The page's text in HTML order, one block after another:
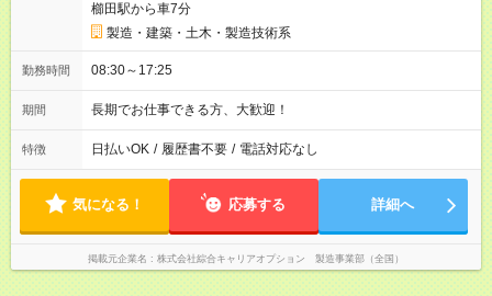
櫛田駅から車7分
製造・建築・土木・製造技術系
勤務時間 08:30～17:25
期間 長期でお仕事できる方、大歓迎！
特徴 日払いOK / 履歴書不要 / 電話対応なし
気になる！ 応募する 詳細へ
掲載元企業名 株式会社綜合キャリアオプション 製造事業部（全国）